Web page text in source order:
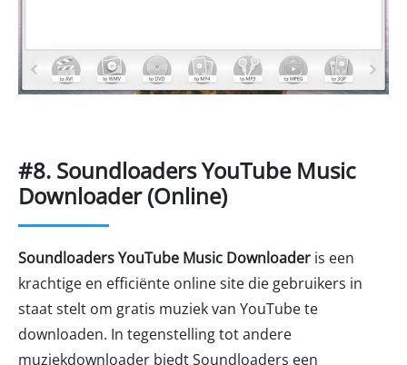
#8. Soundloaders YouTube Music
Downloader (Online)
Soundloaders YouTube Music Downloader is een
krachtige en efficiënte online site die gebruikers in
staat stelt om gratis muziek van YouTube te
downloaden. In tegenstelling tot andere
muziekdownloader biedt Soundloaders een